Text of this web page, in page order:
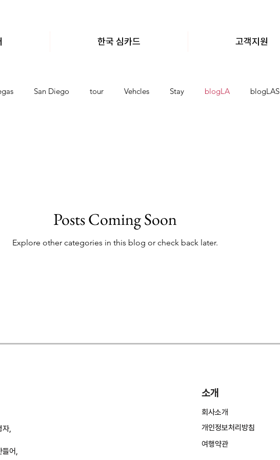
한국 심카드 고객지원
San Diego tour Vehcles Stay blogLA blogLAS
Posts Coming Soon
Explore other categories in this blog or check back later.
자,
들어,
소개
회사소개
개인정보처리방침
여행약관